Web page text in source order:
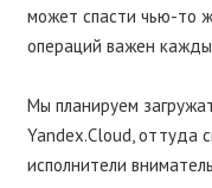
может спасти чью-то
операций важен
Мы планируем
Yandex.Cloud, оттуда
исполнители